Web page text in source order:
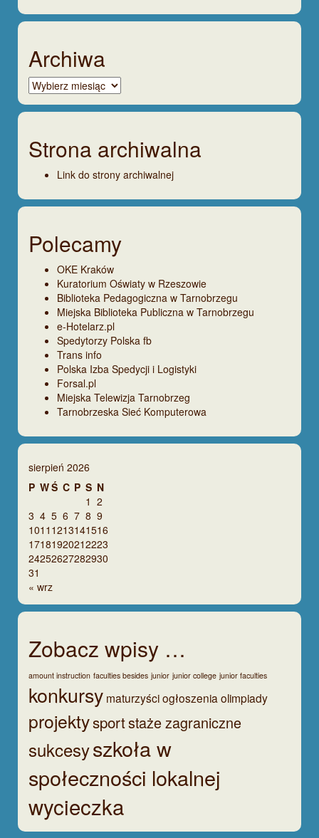
Archiwa
Archiwa
Strona archiwalna
Link do strony archiwalnej
Polecamy
OKE Kraków
Kuratorium Oświaty w Rzeszowie
Biblioteka Pedagogiczna w Tarnobrzegu
Miejska Biblioteka Publiczna w Tarnobrzegu
e-Hotelarz.pl
Spedytorzy Polska fb
Trans info
Polska Izba Spedycji i Logistyki
Forsal.pl
Miejska Telewizja Tarnobrzeg
Tarnobrzeska Sieć Komputerowa
sierpień 2026
P WŚ C P S N
1 2
3 4 5 6 7 8 9
1011 1213141516
17181920212223
24252627282930
31
« wrz
Zobacz wpisy …
amount instruction faculties besides junior junior college junior faculties
konkursy maturzyściogłoszenia olimpiady
projektysportstaże zagraniczne
sukcesyszkoła w
społeczności lokalnej
wycieczka